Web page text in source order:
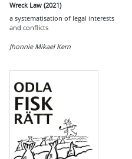
Wreck Law (2021)
a systematisation of legal interests
and conflicts
Jhonnie Mikael Kern